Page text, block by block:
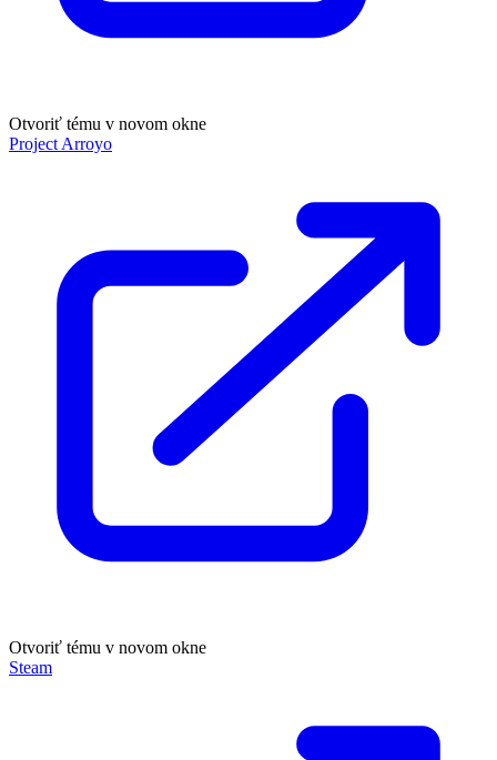
Otvoriť tému v novom okne
Project Arroyo
Otvoriť tému v novom okne
Steam